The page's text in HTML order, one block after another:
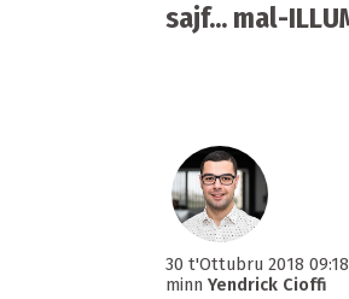
sajf... mal-
30 t'Ottubru 2018 09:18
minn Yendrick Cioffi